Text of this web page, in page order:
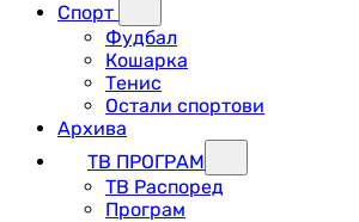
Спорт
Фудбал
Кошарка
Тенис
Остали спортови
Архива
ТВ ПРОГРАМ
ТВ Распоред
Програм